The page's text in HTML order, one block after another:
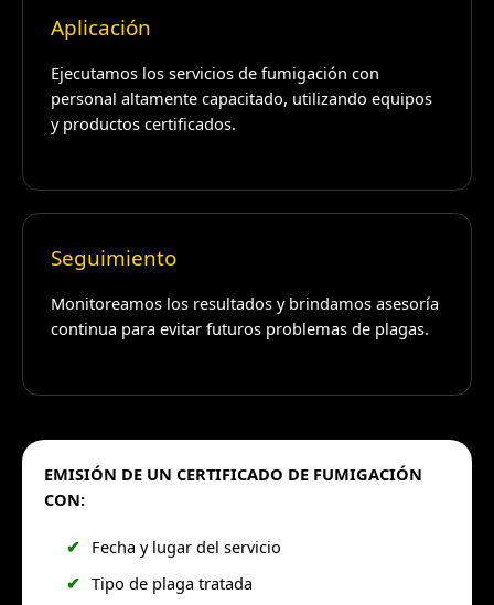
Aplicación
Ejecutamos los servicios de fumigación con
personal altamente capacitado, utilizando equipos
y productos certificados.
Seguimiento
Monitoreamos los resultados y brindamos asesoría
continua para evitar futuros problemas de plagas.
EMISIÓN DE UN CERTIFICADO DE FUMIGACIÓN
CON:
Fecha y lugar del servicio
Tipo de plaga tratada